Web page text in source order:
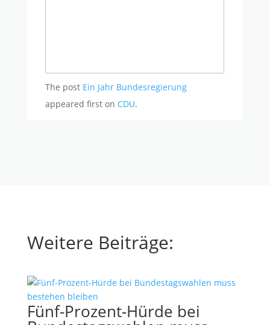
The post Ein Jahr Bundesregierung
appeared first on CDU.
Weitere Beiträge:
Fünf-Prozent-Hürde bei